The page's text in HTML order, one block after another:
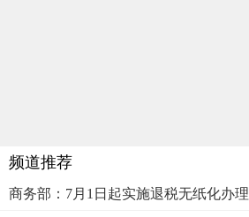
频道推荐
商务部：7月1日起实施退税无纸化办理